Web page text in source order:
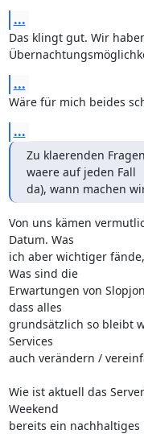
...
Das klingt gut. Wir
...
Wäre für mich beides
...
Zu klaerenden
waere auf jeden Fall
da), wann machen
Von uns kämen
Datum. Was
ich aber wichtiger
Was sind die
Erwartungen von
dass alles
grundsätzlich so bleibt
Services
auch verändern /
Wie ist aktuell das
Weekend
bereits ein